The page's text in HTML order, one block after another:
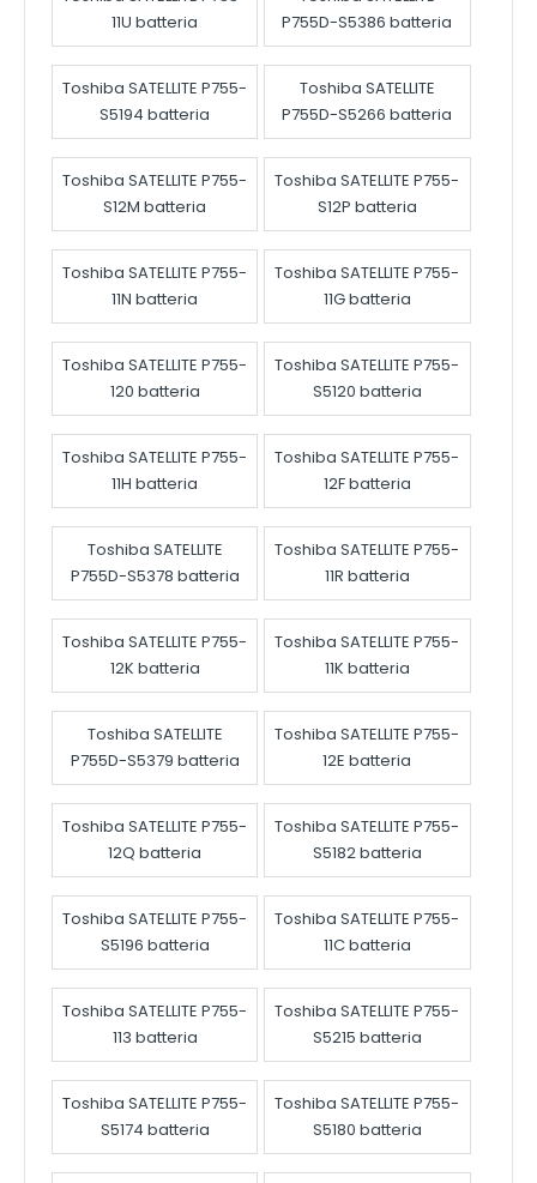
11U batteria
P755D-S5386 batteria
Toshiba SATELLITE P755-
S5194 batteria
Toshiba SATELLITE
P755D-S5266 batteria
Toshiba SATELLITE P755-
S12M batteria
Toshiba SATELLITE P755-
S12P batteria
Toshiba SATELLITE P755-
11N batteria
Toshiba SATELLITE P755-
11G batteria
Toshiba SATELLITE P755-
120 batteria
Toshiba SATELLITE P755-
S5120 batteria
Toshiba SATELLITE P755-
11H batteria
Toshiba SATELLITE P755-
12F batteria
Toshiba SATELLITE
P755D-S5378 batteria
Toshiba SATELLITE P755-
11R batteria
Toshiba SATELLITE P755-
12K batteria
Toshiba SATELLITE P755-
11K batteria
Toshiba SATELLITE
P755D-S5379 batteria
Toshiba SATELLITE P755-
12E batteria
Toshiba SATELLITE P755-
12Q batteria
Toshiba SATELLITE P755-
S5182 batteria
Toshiba SATELLITE P755-
S5196 batteria
Toshiba SATELLITE P755-
11C batteria
Toshiba SATELLITE P755-
113 batteria
Toshiba SATELLITE P755-
S5215 batteria
Toshiba SATELLITE P755-
S5174 batteria
Toshiba SATELLITE P755-
S5180 batteria